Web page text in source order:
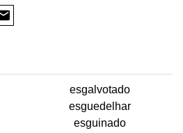
esgalvotado
esguedelhar
esguinado